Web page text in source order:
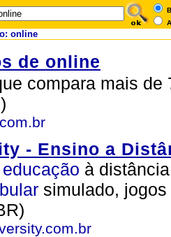
online
de online
compara mais
- Ensino a
educação à
simulado,